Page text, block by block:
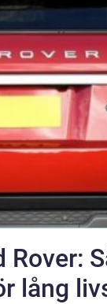
Rover:
lång